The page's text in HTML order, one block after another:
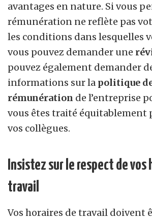
avantages en nature. Si vous
rémunération ne reflète pas
les conditions dans lesquelles
vous pouvez demander une
pouvez également demander
informations sur la politique
rémunération de l’entreprise
vous êtes traité équitablement
vos collègues.
Insistez sur le respect de vos
travail
Vos horaires de travail doivent